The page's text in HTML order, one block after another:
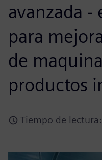
avanzada -
para
de
productos
Tiempo de